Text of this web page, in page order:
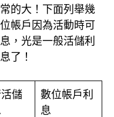
的大！下面列舉幾
帳戶因為活動時可
，光是一般活儲利
了！
儲
數位帳戶利
息